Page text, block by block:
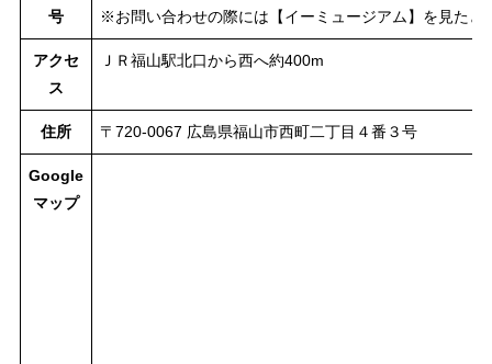
号 ※お問い合わせの際には【イーミュージアム】を見たと
アクセ
ス
ＪＲ福山駅北口から西へ約400m
住所 〒720-0067 広島県福山市西町二丁目４番３号
Google
マップ